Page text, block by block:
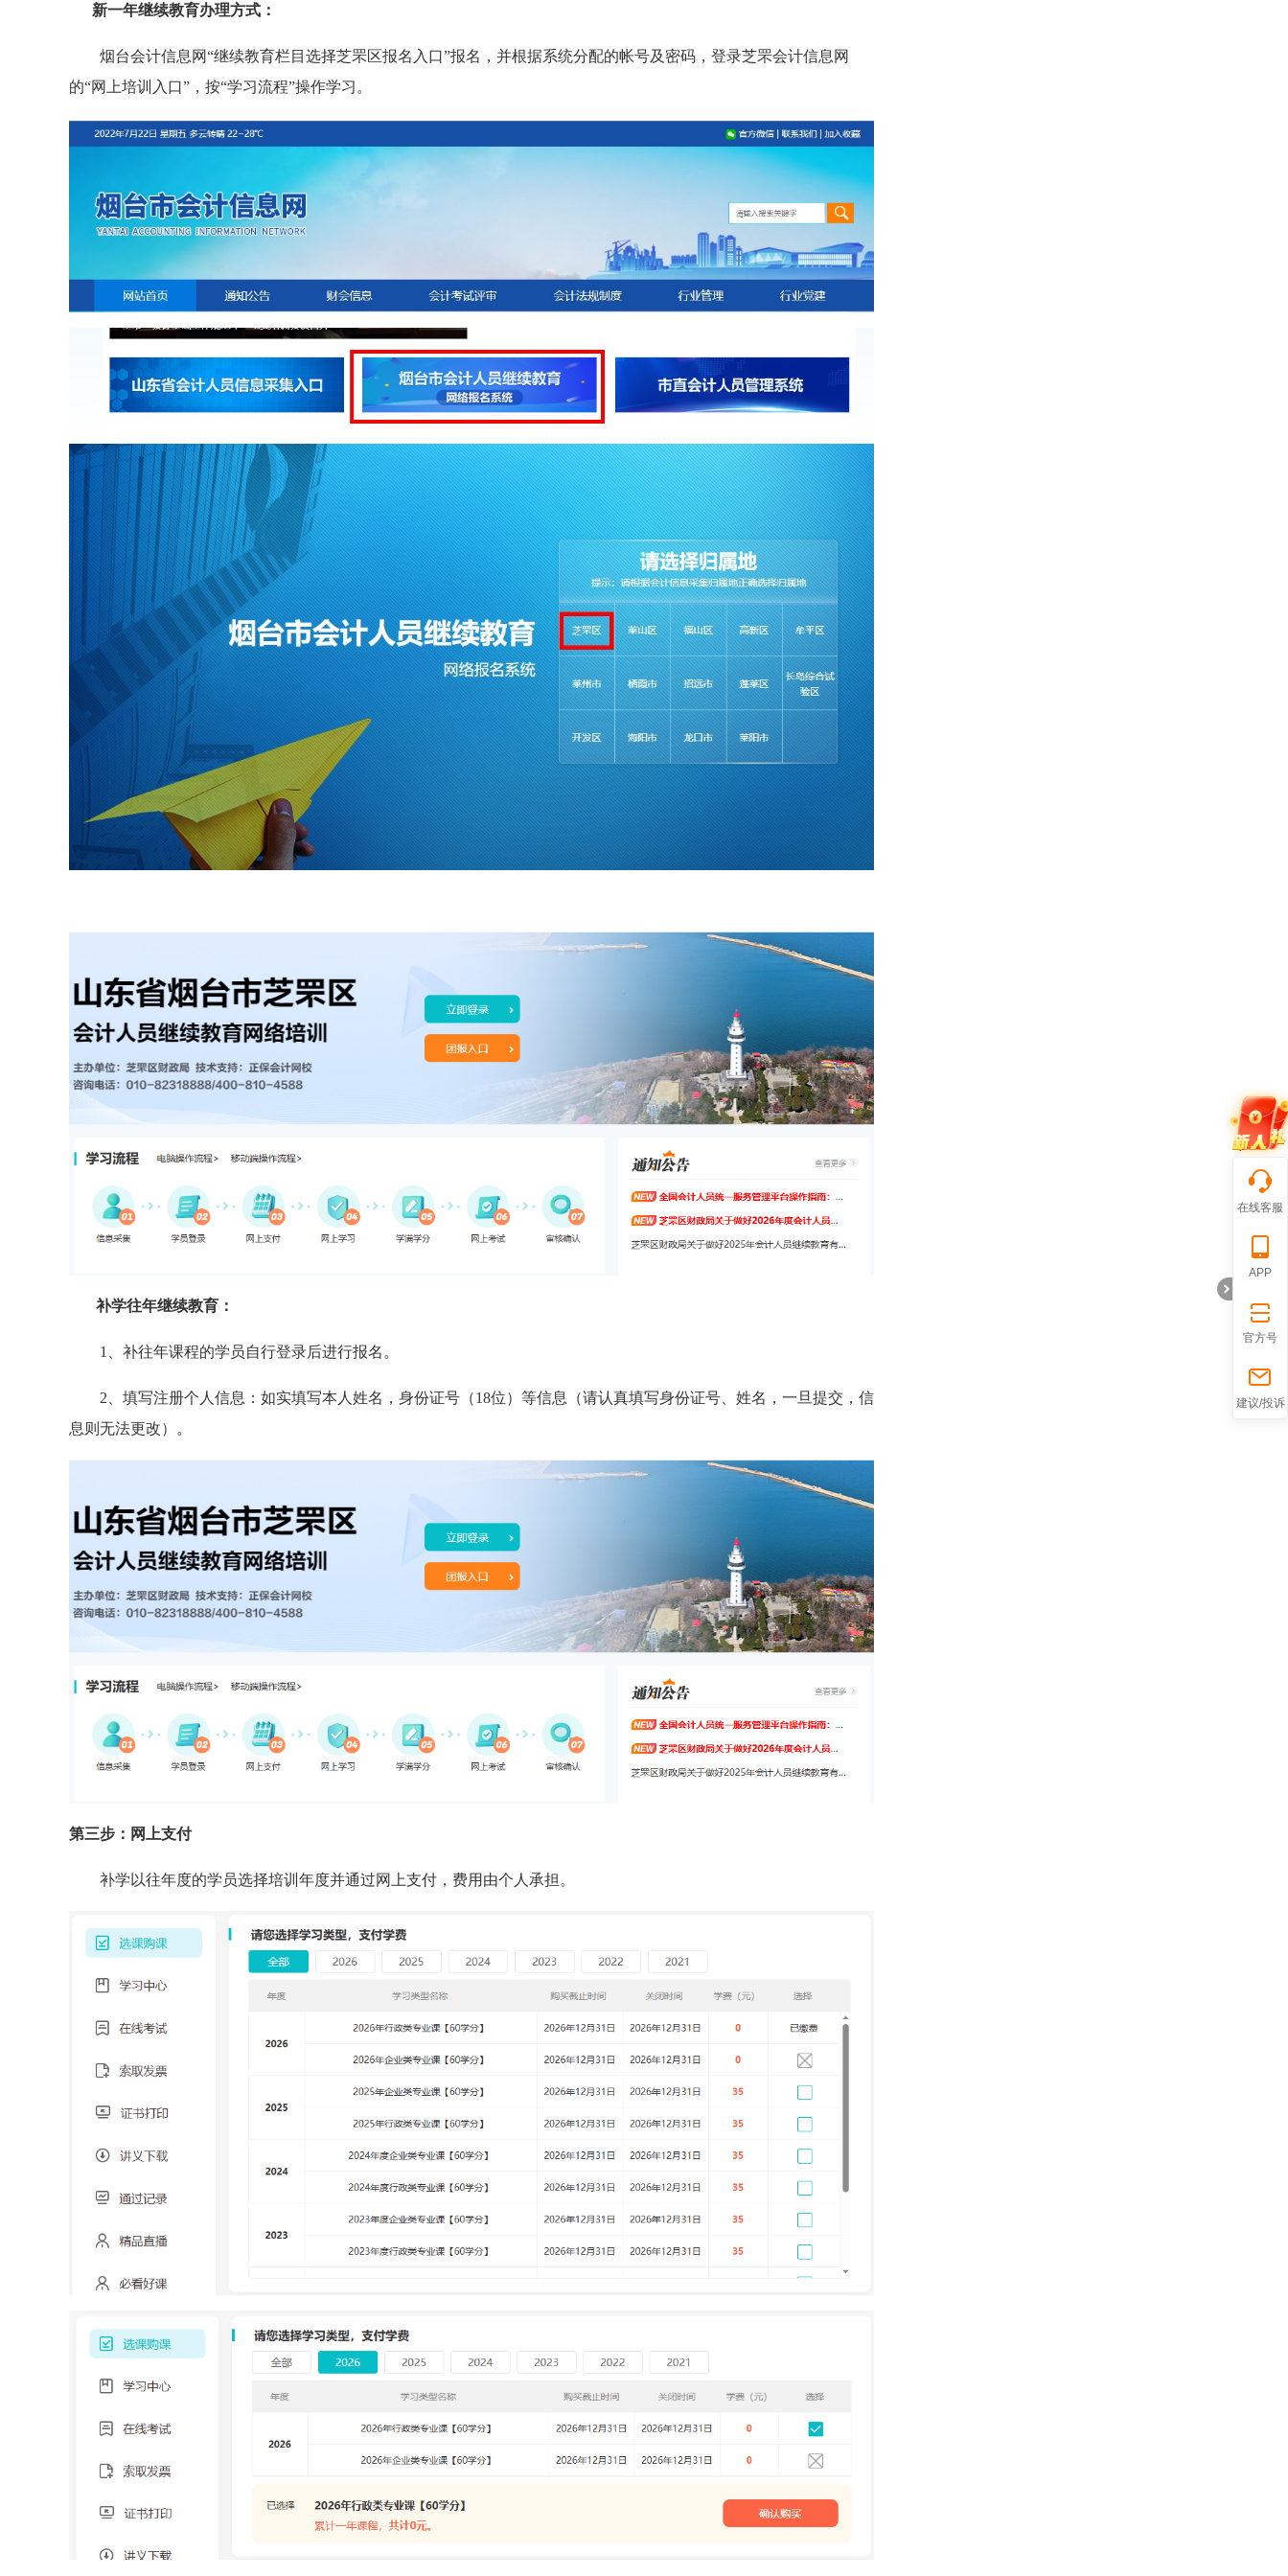
新一年继续教育办理方式：
烟台会计信息网“继续教育栏目选择芝罘区报名入口”报名，并根据系统分配的帐号及密码，登录芝罘会计信息网
的“网上培训入口”，按“学习流程”操作学习。
补学往年继续教育：
1、 补往年课程的学员自行登录后进行报名。
2、 填写注册个人信息：如实填写本人姓名，身份证号（18位）等信息
（请认真填写身份证号、姓名，一旦提交，信
息则无法更改）。
第三步：网上支付
补学以往年度的学员选择培训年度并通过网上支付， 费用由个人承担。
在线客服
APP
官方号
建议/投诉